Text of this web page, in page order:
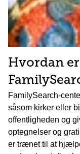
Hvordan
FamilySearch-
såsom kirker eller
offentligheden og
optegnelser og
er trænet til at